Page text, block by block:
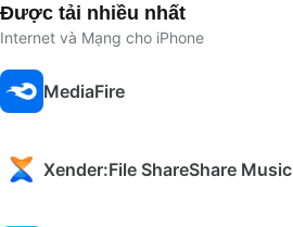
Được tải nhiều nhất
Internet và Mạng cho iPhone
MediaFire
Xender:File ShareShare Music